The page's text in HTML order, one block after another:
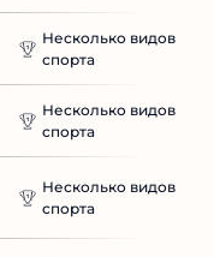
Несколько видов
спорта
Несколько видов
спорта
Несколько видов
спорта